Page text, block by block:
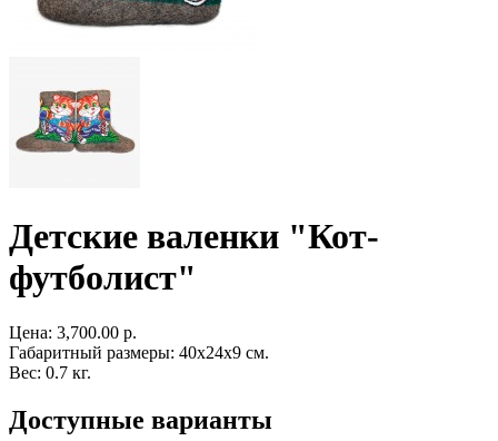
Детские валенки "Кот-
футболист"
Цена: 3,700.00 р.
Габаритный размеры: 40x24x9 см.
Вес: 0.7 кг.
Доступные варианты